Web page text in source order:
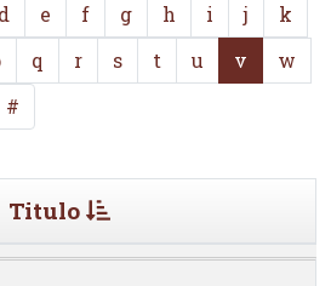
d e f g h i j
k
q r s t u v
w
#
Titulo